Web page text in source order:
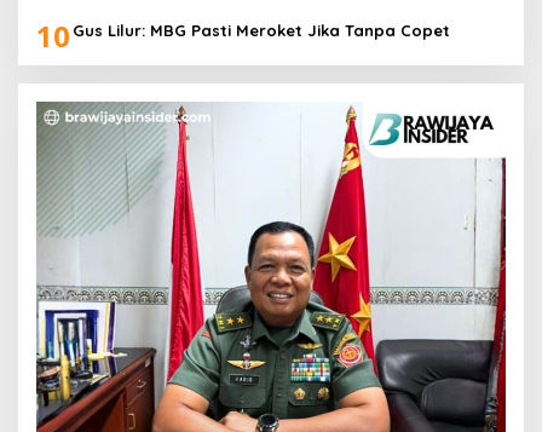
10 Gus Lilur: MBG Pasti Meroket Jika Tanpa Copet